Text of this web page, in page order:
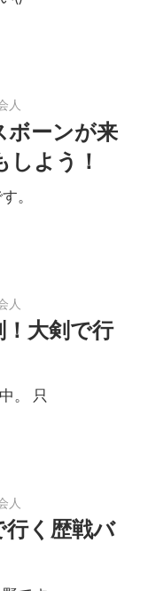
人
ボーンが来
よう！
。
人
！大剣で行
。 只
人
行く歴戦バ